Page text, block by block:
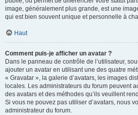
image, généralement plus grande, est une
qui est bien souvent unique et personnelle à
Haut
Comment puis-je afficher un avatar ?
Dans le panneau de contrôle de l’utilisateur,
ajouter un avatar en utilisant une des quatre
« Gravatar », la galerie d’avatars, les images
locales. Les administrateurs du forum peuvent
des avatars et des méthodes qu’ils veuillent
Si vous ne pouvez pas utiliser d’avatars, nous
administrateur du forum.